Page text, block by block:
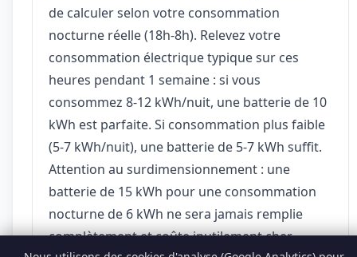
de calculer selon votre consommation
nocturne réelle (18h-8h). Relevez votre
consommation électrique typique sur ces
heures pendant 1 semaine : si vous
consommez 8-12 kWh/nuit, une batterie de 10
kWh est parfaite. Si consommation plus faible
(5-7 kWh/nuit), une batterie de 5-7 kWh suffit.
Attention au surdimensionnement : une
batterie de 15 kWh pour une consommation
nocturne de 6 kWh ne sera jamais remplie
complètement et coûte inutilement cher.